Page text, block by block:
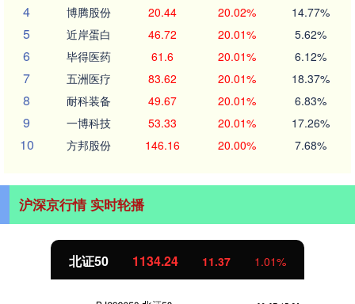
4 博腾股份 20.44 20.02% 14.77%
5 近岸蛋白 46.72 20.01% 5.62%
6 毕得医药 61.6 20.01% 6.12%
7 五洲医疗 83.62 20.01% 18.37%
8 耐科装备 49.67 20.01% 6.83%
9 一博科技 53.33 20.01% 17.26%
10 方邦股份 146.16 20.00% 7.68%
沪深京行情 实时轮播
北证50 1134.24 11.37 1.01%